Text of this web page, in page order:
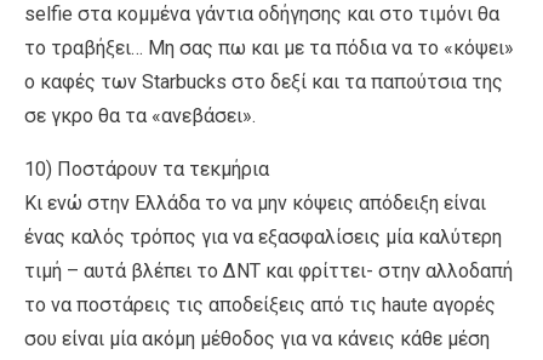
selfie στα κομμένα γάντια οδήγησης και στο τιμόνι θα
το τραβήξει… Μη σας πω και με τα πόδια να το «κόψει»
ο καφές των Starbucks στο δεξί και τα παπούτσια της
σε γκρο θα τα «ανεβάσει».
10) Ποστάρουν τα τεκμήρια
Κι ενώ στην Ελλάδα το να μην κόψεις απόδειξη είναι
ένας καλός τρόπος για να εξασφαλίσεις μία καλύτερη
τιμή – αυτά βλέπει το ΔΝΤ και φρίττει- στην αλλοδαπή
το να ποστάρεις τις αποδείξεις από τις haute αγορές
σου είναι μία ακόμη μέθοδος για να κάνεις κάθε μέση